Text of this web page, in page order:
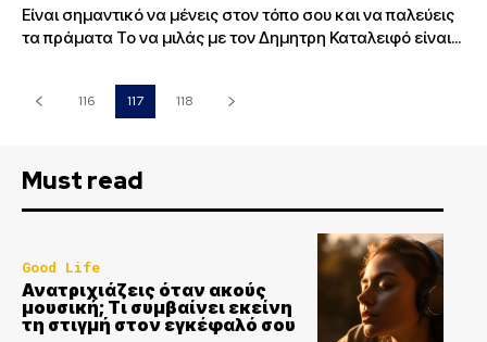
Είναι σημαντικό να μένεις στον τόπο σου και να παλεύεις
τα πράματα Το να μιλάς με τον Δημητρη Καταλειφό είναι...
116 117 118
Must read
Good Life
Ανατριχιάζεις όταν ακούς
μουσική; Τι συμβαίνει εκείνη
τη στιγμή στον εγκέφαλό σου